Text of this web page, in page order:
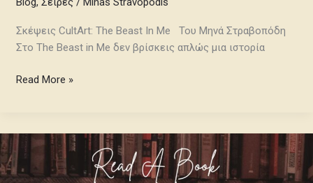
Σκέψεις CultArt: The Beast In Me Του Μηνά Στραβοπόδη
Στο The Beast in Me δεν βρίσκεις απλώς μια ιστορία
Read More »
Σκέψεις
CultArt:
Ο